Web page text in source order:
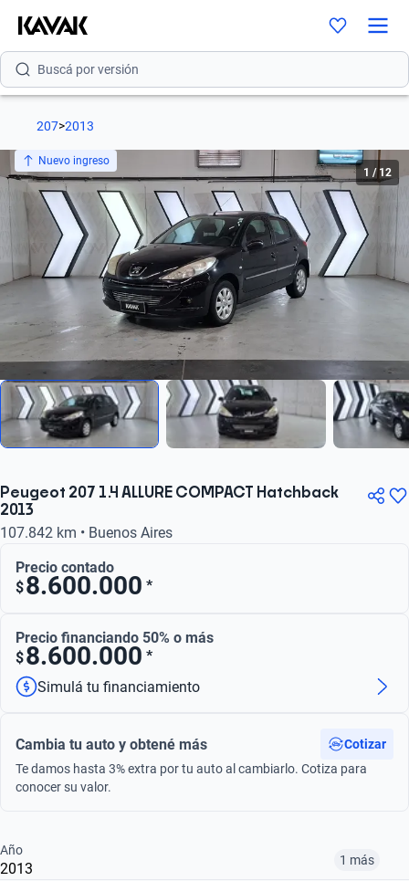
Buscá por modelo
Buscá por versión
Buscá por marca
Buscá por modelo
Buscá por versión
Buscá por año
207>2013
Nuevo ingreso
1 /12
Peugeot 207 1.4 ALLURE COMPACT Hatchback
2013
107.842 km • Buenos Aires
Precio contado
$8.600.000 *
Precio financiando 50% o más
$8.600.000 *
Simulá tu financiamiento
Cambia tu auto y obtené más
Cotizar
Te damos hasta 3% extra por tu auto al cambiarlo. Cotiza para
conocer su valor.
Año
2013 1 más